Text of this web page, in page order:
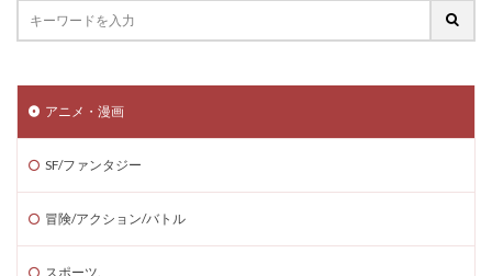
アニメ・漫画
SF/ファンタジー
冒険/アクション/バトル
スポーツ.